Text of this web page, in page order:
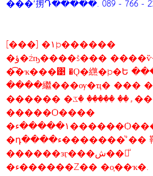
���ʹ㨵Դ�����. 089 - 766 -
[���] �١þ������
�ؤ�źҧ����š��� ����ѷ��
�͡�ҡ���͹ �Ǫ�繺�þ�Ե
����繼���ѹ�ҵ� ���
������ �ء�� ����� �ػ����
�����Ѻ����
�١�����ء������Ѻ����
�դ����ء�������ͧ˹�� 䩹˹�
������зӷ���ش��觡ͧ
�ء������Ź�� �о֧��ҡ�.